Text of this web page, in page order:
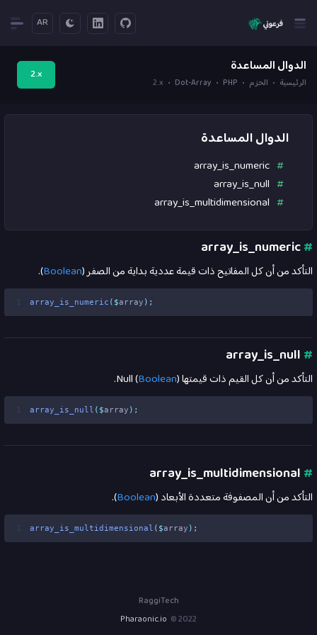
AR
الدوال المساعدة
الرئيسية الحزم PHP
Dot-Array
2.x
2.x
الدوال المساعدة
array_is_numeric
array_is_null
array_is_multidimensional
#
التأكد من أن كل المفاتيح ذات قيمة عددية بداية من الصفر (Boolean
).
1 array_is_numeric ($array );
#
التأكد من أن كل القيم ذات قيمتها Null ( Boolean).
1 array_is_null ($array );
#
التأكد من أن المصفوفة متعددة الأبعاد (Boolean
).
1 array_is_multidimensional ($array );
2022 ©
Pharaonic.io
RaggiTech